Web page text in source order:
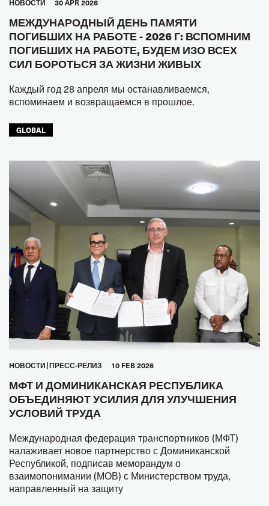
HОВОСТИ 30 APR 2026
МЕЖДУНАРОДНЫЙ ДЕНЬ ПАМЯТИ
ПОГИБШИХ НА РАБОТЕ - 2026 Г: ВСПОМНИМ
ПОГИБШИХ НА РАБОТЕ, БУДЕМ ИЗО ВСЕХ
СИЛ БОРОТЬСЯ ЗА ЖИЗНИ ЖИВЫХ
Каждый год 28 апреля мы останавливаемся,
вспоминаем и возвращаемся в прошлое.
GLOBAL
HОВОСТИ ПРЕСС-РЕЛИЗ 10 FEB 2026
МФТ И ДОМИНИКАНСКАЯ РЕСПУБЛИКА
ОБЪЕДИНЯЮТ УСИЛИЯ ДЛЯ УЛУЧШЕНИЯ
УСЛОВИЙ ТРУДА
Международная федерация транспортников (МФТ)
налаживает новое партнерство с Доминиканской
Республикой, подписав меморандум о
взаимопонимании (МОВ) с Министерством труда,
направленный на защиту